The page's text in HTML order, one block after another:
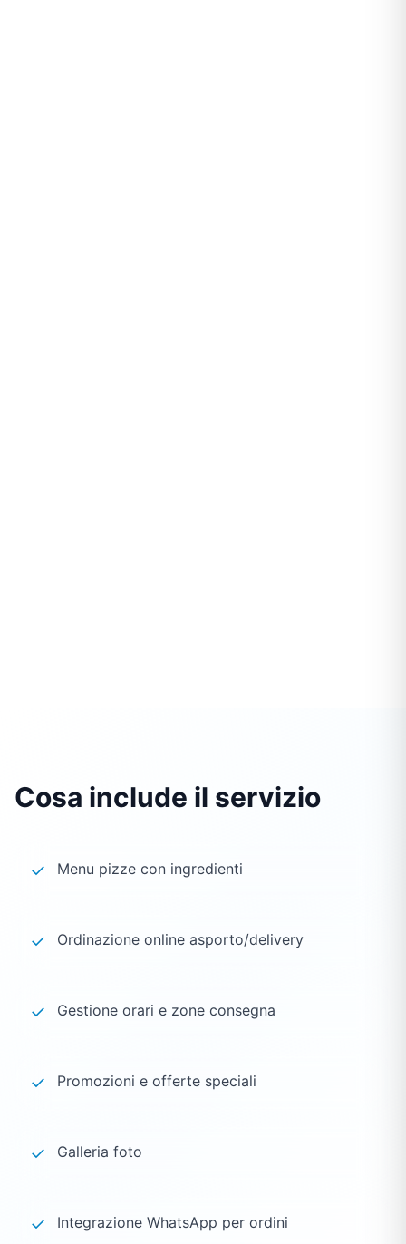
Cosa include il servizio
✓ Menu pizze con ingredienti
✓ Ordinazione online asporto/delivery
✓ Gestione orari e zone consegna
✓ Promozioni e offerte speciali
✓ Galleria foto
✓ Integrazione WhatsApp per ordini